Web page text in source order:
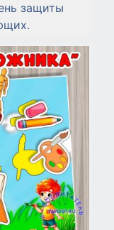
защиты